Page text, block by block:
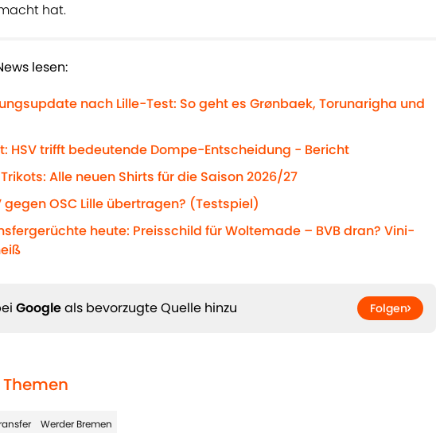
hat.
lesen:
nach Lille-Test: So geht es Grønbaek, Torunarigha und
HSV trifft bedeutende Dompe-Entscheidung - Bericht
Alle neuen Shirts für die Saison 2026/27
gegen OSC Lille übertragen? (Testspiel)
heute: Preisschild für Woltemade – BVB dran? Vini-
Googleals bevorzugte Quelle hinzu Folgen
Werder Bremen